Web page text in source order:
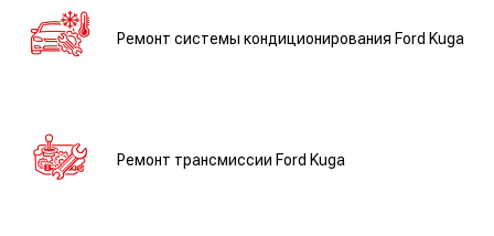
Ремонт системы кондиционирования Ford Kuga
Ремонт трансмиссии Ford Kuga